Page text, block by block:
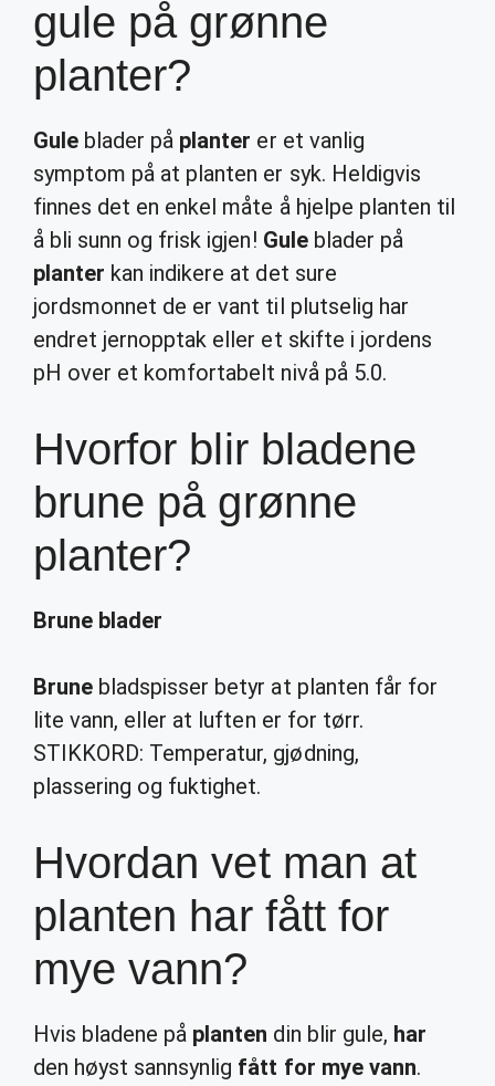
gule på grønne
planter?
Gule blader på planter er et vanlig
symptom på at planten er syk. Heldigvis
finnes det en enkel måte å hjelpe planten til
å bli sunn og frisk igjen! Guleblader på
planter kan indikere at det sure
jordsmonnet de er vant til plutselig har
endret jernopptak eller et skifte i jordens
pH over et komfortabelt nivå på 5.0.
Hvorfor blir bladene
brune på grønne
planter?
Brune blader
Brune bladspisser betyr at planten får for
lite vann, eller at luften er for tørr.
STIKKORD: Temperatur, gjødning,
plassering og fuktighet.
Hvordan vet man at
planten har fått for
mye vann?
Hvis bladene på planten din blir gule, har
den høyst sannsynlig fått for mye vann.